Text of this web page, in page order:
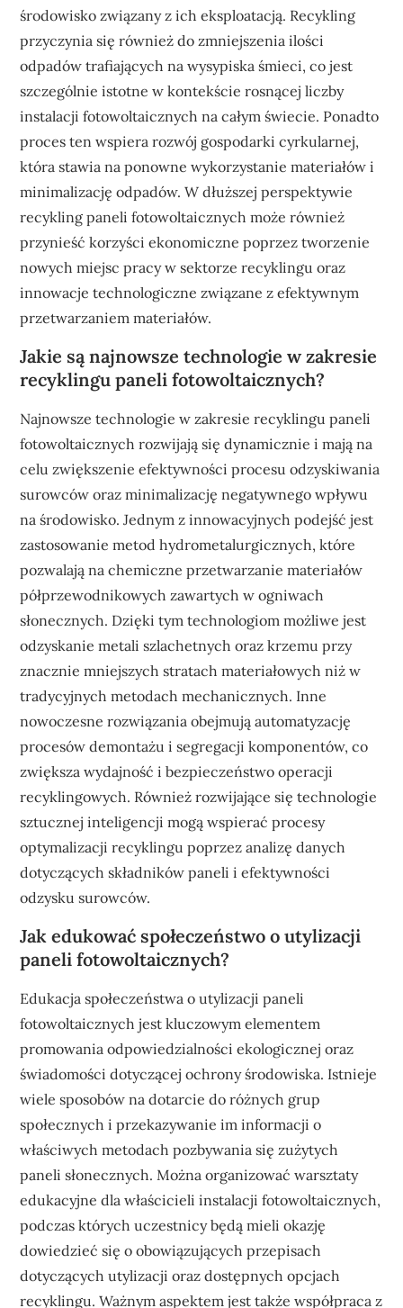
środowisko związany z ich eksploatacją. Recykling
przyczynia się również do zmniejszenia ilości
odpadów trafiających na wysypiska śmieci, co jest
szczególnie istotne w kontekście rosnącej liczby
instalacji fotowoltaicznych na całym świecie. Ponadto
proces ten wspiera rozwój gospodarki cyrkularnej,
która stawia na ponowne wykorzystanie materiałów i
minimalizację odpadów. W dłuższej perspektywie
recykling paneli fotowoltaicznych może również
przynieść korzyści ekonomiczne poprzez tworzenie
nowych miejsc pracy w sektorze recyklingu oraz
innowacje technologiczne związane z efektywnym
przetwarzaniem materiałów.
Jakie są najnowsze technologie w zakresie
recyklingu paneli fotowoltaicznych?
Najnowsze technologie w zakresie recyklingu paneli
fotowoltaicznych rozwijają się dynamicznie i mają na
celu zwiększenie efektywności procesu odzyskiwania
surowców oraz minimalizację negatywnego wpływu
na środowisko. Jednym z innowacyjnych podejść jest
zastosowanie metod hydrometalurgicznych, które
pozwalają na chemiczne przetwarzanie materiałów
półprzewodnikowych zawartych w ogniwach
słonecznych. Dzięki tym technologiom możliwe jest
odzyskanie metali szlachetnych oraz krzemu przy
znacznie mniejszych stratach materiałowych niż w
tradycyjnych metodach mechanicznych. Inne
nowoczesne rozwiązania obejmują automatyzację
procesów demontażu i segregacji komponentów, co
zwiększa wydajność i bezpieczeństwo operacji
recyklingowych. Również rozwijające się technologie
sztucznej inteligencji mogą wspierać procesy
optymalizacji recyklingu poprzez analizę danych
dotyczących składników paneli i efektywności
odzysku surowców.
Jak edukować społeczeństwo o utylizacji
paneli fotowoltaicznych?
Edukacja społeczeństwa o utylizacji paneli
fotowoltaicznych jest kluczowym elementem
promowania odpowiedzialności ekologicznej oraz
świadomości dotyczącej ochrony środowiska. Istnieje
wiele sposobów na dotarcie do różnych grup
społecznych i przekazywanie im informacji o
właściwych metodach pozbywania się zużytych
paneli słonecznych. Można organizować warsztaty
edukacyjne dla właścicieli instalacji fotowoltaicznych,
podczas których uczestnicy będą mieli okazję
dowiedzieć się o obowiązujących przepisach
dotyczących utylizacji oraz dostępnych opcjach
recyklingu. Ważnym aspektem jest także współpraca z